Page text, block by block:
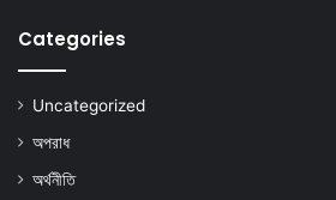
Categories
Uncategorized
অপরাধ
অর্থনীতি